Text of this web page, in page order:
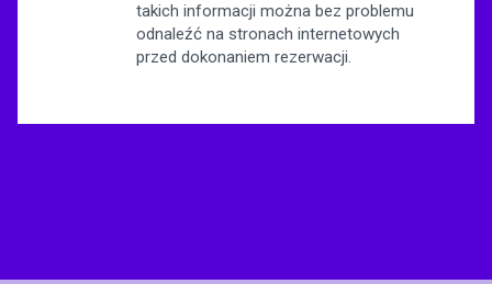
takich informacji można bez problemu
odnaleźć na stronach internetowych
przed dokonaniem rezerwacji.